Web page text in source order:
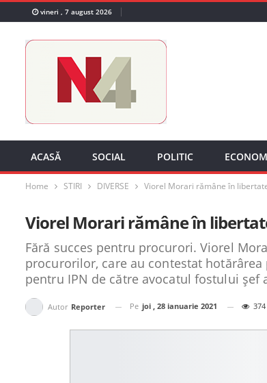
vineri , 7 august 2026
ACASĂ SOCIAL POLITIC
Home STIRI DIVERSE Viorel Morari rămâne în
Viorel Morari rămâne în
Fără succes pentru procurori. Viorel
procurorilor, care au contestat
pentru IPN de către avocatul fostului
Autor Reporter Pe joi , 28 ianuarie 2021 374